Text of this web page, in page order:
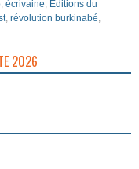
, écrivaine, Editions du
, révolution burkinabé,
2026